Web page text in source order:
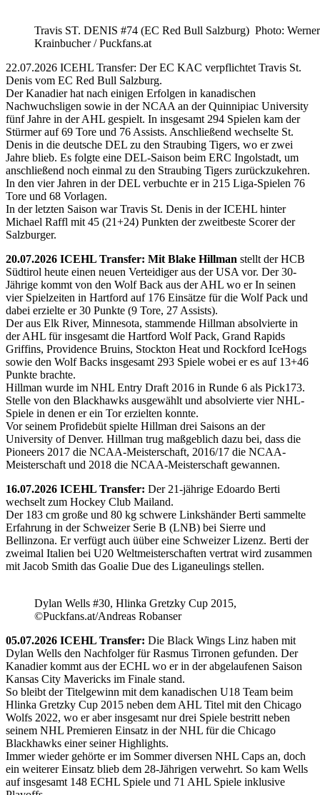
Travis ST. DENIS #74 (EC Red Bull Salzburg) Photo: Werner
Krainbucher / Puckfans.at
22.07.2026 ICEHL Transfer: Der EC KAC verpflichtet Travis St.
Denis vom EC Red Bull Salzburg.
Der Kanadier hat nach einigen Erfolgen in kanadischen
Nachwuchsligen sowie in der NCAA an der Quinnipiac University
fünf Jahre in der AHL gespielt. In insgesamt 294 Spielen kam der
Stürmer auf 69 Tore und 76 Assists. Anschließend wechselte St.
Denis in die deutsche DEL zu den Straubing Tigers, wo er zwei
Jahre blieb. Es folgte eine DEL-Saison beim ERC Ingolstadt, um
anschließend noch einmal zu den Straubing Tigers zurückzukehren.
In den vier Jahren in der DEL verbuchte er in 215 Liga-Spielen 76
Tore und 68 Vorlagen.
In der letzten Saison war Travis St. Denis in der ICEHL hinter
Michael Raffl mit 45 (21+24) Punkten der zweitbeste Scorer der
Salzburger.
20.07.2026 ICEHL Transfer: Mit Blake Hillman stellt der HCB
Südtirol heute einen neuen Verteidiger aus der USA vor. Der 30-
Jährige kommt von den Wolf Back aus der AHL wo er In seinen
vier Spielzeiten in Hartford auf 176 Einsätze für die Wolf Pack und
dabei erzielte er 30 Punkte (9 Tore, 27 Assists).
Der aus Elk River, Minnesota, stammende Hillman absolvierte in
der AHL für insgesamt die Hartford Wolf Pack, Grand Rapids
Griffins, Providence Bruins, Stockton Heat und Rockford IceHogs
sowie den Wolf Backs insgesamt 293 Spiele wobei er es auf 13+46
Punkte brachte.
Hillman wurde im NHL Entry Draft 2016 in Runde 6 als Pick173.
Stelle von den Blackhawks ausgewählt und absolvierte vier NHL-
Spiele in denen er ein Tor erzielten konnte.
Vor seinem Profidebüt spielte Hillman drei Saisons an der
University of Denver. Hillman trug maßgeblich dazu bei, dass die
Pioneers 2017 die NCAA-Meisterschaft, 2016/17 die NCAA-
Meisterschaft und 2018 die NCAA-Meisterschaft gewannen.
16.07.2026 ICEHL Transfer: Der 21-jährige Edoardo Berti
wechselt zum Hockey Club Mailand.
Der 183 cm große und 80 kg schwere Linkshänder Berti sammelte
Erfahrung in der Schweizer Serie B (LNB) bei Sierre und
Bellinzona. Er verfügt auch üüber eine Schweizer Lizenz. Berti der
zweimal Italien bei U20 Weltmeisterschaften vertrat wird zusammen
mit Jacob Smith das Goalie Due des Liganeulings stellen.
Dylan Wells #30, Hlinka Gretzky Cup 2015,
©Puckfans.at/Andreas Robanser
05.07.2026 ICEHL Transfer: Die Black Wings Linz haben mit
Dylan Wells den Nachfolger für Rasmus Tirronen gefunden. Der
Kanadier kommt aus der ECHL wo er in der abgelaufenen Saison
Kansas City Mavericks im Finale stand.
So bleibt der Titelgewinn mit dem kanadischen U18 Team beim
Hlinka Gretzky Cup 2015 neben dem AHL Titel mit den Chicago
Wolfs 2022, wo er aber insgesamt nur drei Spiele bestritt neben
seinem NHL Premieren Einsatz in der NHL für die Chicago
Blackhawks einer seiner Highlights.
Immer wieder gehörte er im Sommer diversen NHL Caps an, doch
ein weiterer Einsatz blieb dem 28-Jährigen verwehrt. So kam Wells
auf insgesamt 148 ECHL Spiele und 71 AHL Spiele inklusive